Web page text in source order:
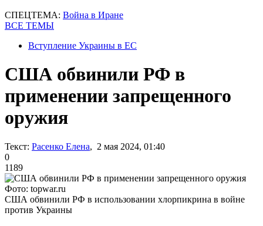
СПЕЦТЕМА: Война в Иране
ВСЕ ТЕМЫ
Вступление Украины в ЕС
США обвинили РФ в
применении запрещенного
оружия
Текст: Расенко Елена, 2 мая 2024, 01:40
0
1189
Фото: topwar.ru
США обвинили РФ в использовании хлорпикрина в войне
против Украины